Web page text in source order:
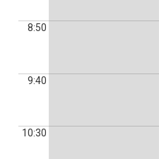
8:50
9:40
10:30